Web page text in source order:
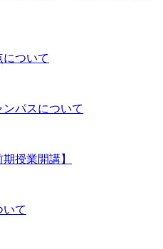
ついて
パスについて
授業開講】
いて